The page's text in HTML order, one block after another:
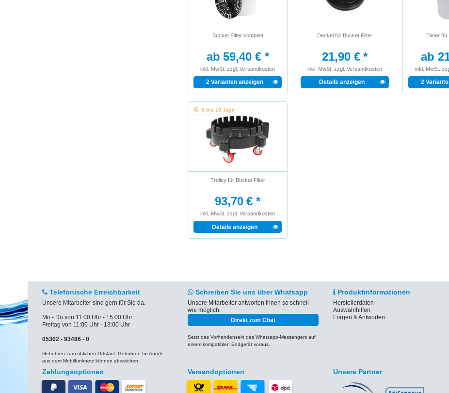
Bucket Filter komplett
ab 59,40 € *
inkl. MwSt. zzgl.Versandkosten
2 Varianten anzeigen
Deckel für Bucket Filter
21,90 € *
inkl. MwSt. zzgl.Versandkosten
Details anzeigen
Eimer
ab
inkl. MwSt.
2
5 bis 10 Tage
Trolley für Bucket Filter
93,70 € *
inkl. MwSt. zzgl.Versandkosten
Details anzeigen
Telefonische Erreichbarkeit
Unsere Mitarbeiter sind gern für Sie da.
Mo - Do von 11:00 Uhr - 15:00 Uhr
Freitag von 11:00 Uhr - 13:00 Uhr
05302 - 93486 - 0
Gebühren zum üblichen Ortstarif. Gebühren für Anrufe
aus dem Mobilfunknetz können abweichen.
Schreiben Sie uns über Whatsapp
Unsere Mitarbeiter antworten Ihnen so schnell
wie möglich.
Direkt zum Chat
Setzt das Vorhandensein des Whatsapp-Messengers auf
einem kompatiblen Endgerät voraus.
Produktinformationen
Herstellerdaten
Auswahlhilfen
Fragen & Antworten
Zahlungsoptionen Versandoptionen Unsere Partner